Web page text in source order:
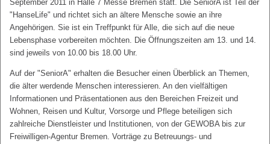
September 2011 in Halle 7 Messe Bremen statt. Die SeniorA ist Teil der
"HanseLife" und richtet sich an ältere Mensche sowie an ihre
Angehörigen. Sie ist ein Treffpunkt für Alle, die sich auf die neue
Lebensphase vorbereiten möchten. Die Öffnungszeiten am 13. und 14.
sind jeweils von 10.00 bis 18.00 Uhr.
Auf der "SeniorA" erhalten die Besucher einen Überblick an Themen,
die älter werdende Menschen interessieren. An den vielfältigen
Informationen und Präsentationen aus den Bereichen Freizeit und
Wohnen, Reisen und Kultur, Vorsorge und Pflege beteiligen sich
zahlreiche Dienstleister und Institutionen, von der GEWOBA bis zur
Freiwilligen-Agentur Bremen. Vorträge zu Betreuungs- und